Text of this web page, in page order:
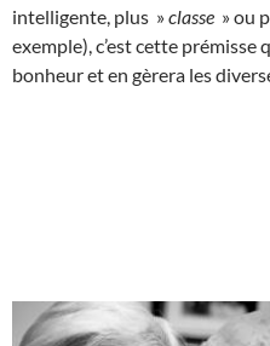
intelligente, plus »classe » ou
exemple), c’est cette prémisse
bonheur et en gèrera les